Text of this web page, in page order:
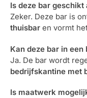
Is deze bar
Zeker. Deze bar is
thuisbar en vormt
Kan deze bar in
Ja. De bar wordt
bedrijfskantine met
Is maatwerk